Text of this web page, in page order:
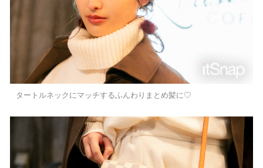
タートルネックにマッチするふんわりまとめ髪に♡